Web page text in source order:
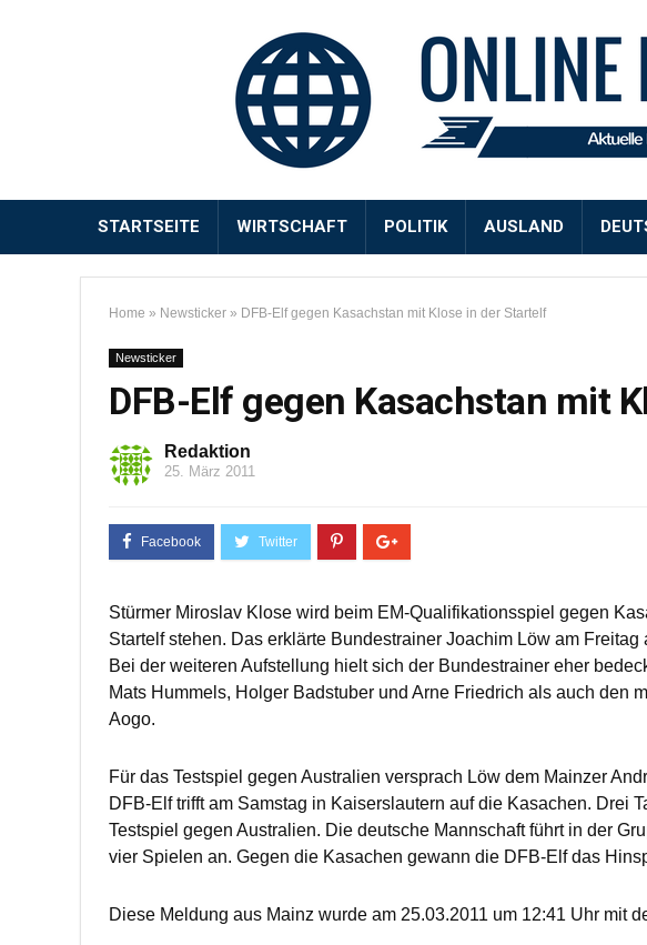
STARTSEITE WIRTSCHAFT POLITIK AUSLAND
Home » Newsticker » DFB-Elf gegen Kasachstan mit Klose in der Startelf
Newsticker
DFB-Elf gegen Kasachstan mit
Redaktion
25. März 2011
Stürmer Miroslav Klose wird beim EM-Qualifikationsspiel gegen
Startelf stehen. Das erklärte Bundestrainer Joachim Löw am
Bei der weiteren Aufstellung hielt sich der Bundestrainer eher
Mats Hummels, Holger Badstuber und Arne Friedrich als auch den
Aogo.
Für das Testspiel gegen Australien versprach Löw dem Mainzer
DFB-Elf trifft am Samstag in Kaiserslautern auf die Kasachen. Drei
Testspiel gegen Australien. Die deutsche Mannschaft führt in der
vier Spielen an. Gegen die Kasachen gewann die DFB-Elf das
Diese Meldung aus Mainz wurde am 25.03.2011 um 12:41 Uhr mit